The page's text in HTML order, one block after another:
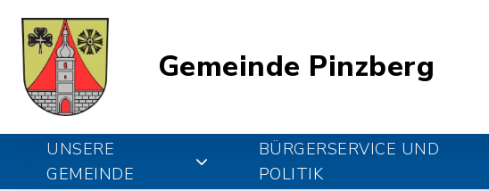
Gemeinde Pinzberg
UNSERE
GEMEINDE
BÜRGERSERVICE UND
POLITIK